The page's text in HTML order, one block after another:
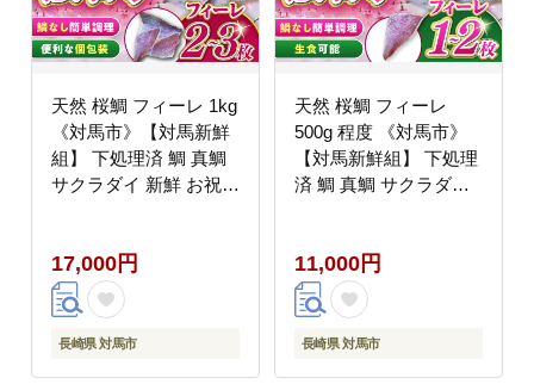
天然 桜鯛 フィーレ 1kg
《対馬市》【対馬新鮮
組】 下処理済 鯛 真鯛
サクラダイ 新鮮 お祝い
17,000円
長崎県 対馬市
天然 桜鯛 フィーレ
500g 程度 《対馬市》
【対馬新鮮組】 下処理
済 鯛 真鯛 サクラダイ
11,000円
長崎県 対馬市